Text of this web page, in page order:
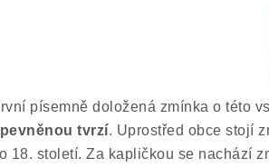
písemně doložená zmínka o této
tvrzí. Uprostřed obce stojí
18. století. Za kapličkou se nachází